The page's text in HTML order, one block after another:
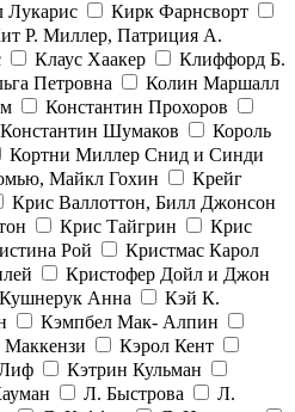
Лукарис
Кирк Фарнсворт
Р. Миллер, Патриция А.
Клаус Хаакер
Клиффорд Б.
Петровна
Колин Маршалл
Константин Прохоров
Константин Шумаков
Король
Кортни Миллер Снид и Синди
Майкл Гохин
Крейг
Крис Валлоттон, Билл Джонсон
Крис Тайгрин
Крис
Рой
Кристмас Карол
Кристофер Дойл и Джон
Кушнерук Анна
Кэй К.
Кэмпбел Мак- Алпин
Кэрол Кент
Кэтрин Кульман
Л. Быстрова
Л.